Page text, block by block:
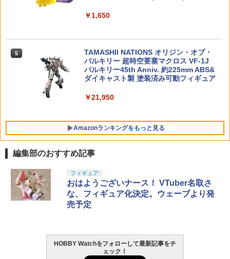
ディランザソル プラモデル バンダイ ス
G.E.M.シリーズ 『NARUTO-ナルトー 疾
￥8,250
DE
￥2,200
日 お祝い ギフト プレゼント
￥2,240
￥1,650
5
TAMASHII NATIONS オリジン・オブ・
バルキリー 超時空要塞マクロス VF-1J
バルキリー45th Anniv. 約225mm ABS&
ダイキャスト製 塗装済み可動フィギュア
￥21,950
Amazonランキングをもっと見る
1
BANDAI SPIRITS(バンダイ スピリッツ)
30MS SIS-J00 メルンジャ[カラーA] 色
分け済みプラモデル
￥4,200
BANDAI SPIRITS(バンダイ スピリッツ)
機動警察パトレイバー EZY RG 1/48 AV-
1
東京マルイ(TOKYO MARUI) No.25 コル
ト ガバメント HG 18歳以上エアーHOP
ハンドガン
￥3,384
東京マルイ (TOKYO MARUI) ガスブロー
バックマシンガン No.14 20式 5.56mm
1
GSIクレオス Mr.トップコート 水性プレ
ミアムトップコートスプレー 光沢 88ml
ホビー用仕上材 B601
￥748
LOCTITE(ロックタイト) シールはがし
プレミアム 220ml
編集部のおすすめ記事
フィギュア
おはようございナース！ VTuber名取さ
な、フィギュア化決定。ウェーブより発
売予定
HOBBY Watchをフォローして最新記事をチ
ェック！